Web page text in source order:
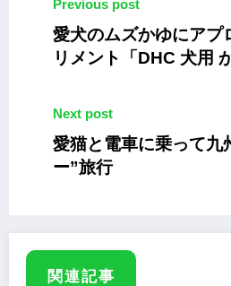
Previous post
愛犬のムズかゆにアプ
リメント「DHC 犬用
Next post
愛猫と電車に乗って九
ー”旅行
関連記事